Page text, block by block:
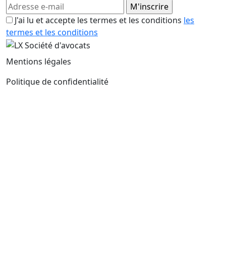
J'ai lu et accepte les termes et les conditions les
termes et les conditions
Mentions légales
Politique de confidentialité